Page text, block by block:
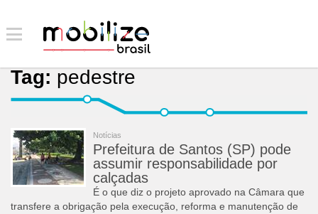
Tag: pedestre
Notícias
Prefeitura de Santos (SP) pode
assumir responsabilidade por
calçadas
É o que diz o projeto aprovado na Câmara que
transfere a obrigação pela execução, reforma e manutenção de